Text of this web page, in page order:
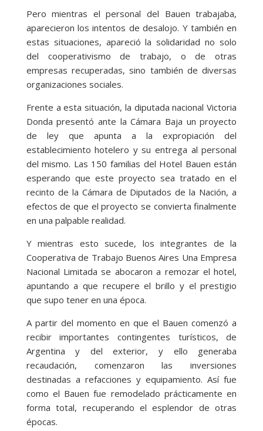
Pero mientras el personal del Bauen trabajaba,
aparecieron los intentos de desalojo. Y también en
estas situaciones, apareció la solidaridad no solo
del cooperativismo de trabajo, o de otras
empresas recuperadas, sino también de diversas
organizaciones sociales.
Frente a esta situación, la diputada nacional Victoria
Donda presentó ante la Cámara Baja un proyecto
de ley que apunta a la expropiación del
establecimiento hotelero y su entrega al personal
del mismo. Las 150 familias del Hotel Bauen están
esperando que este proyecto sea tratado en el
recinto de la Cámara de Diputados de la Nación, a
efectos de que el proyecto se convierta finalmente
en una palpable realidad.
Y mientras esto sucede, los integrantes de la
Cooperativa de Trabajo Buenos Aires Una Empresa
Nacional Limitada se abocaron a remozar el hotel,
apuntando a que recupere el brillo y el prestigio
que supo tener en una época.
A partir del momento en que el Bauen comenzó a
recibir importantes contingentes turísticos, de
Argentina y del exterior, y ello generaba
recaudación, comenzaron las inversiones
destinadas a refacciones y equipamiento. Así fue
como el Bauen fue remodelado prácticamente en
forma total, recuperando el esplendor de otras
épocas.